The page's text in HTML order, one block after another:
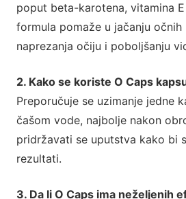
poput beta-karotena, vitamina
formula pomaže u jačanju očnih
naprezanja očiju i poboljšanju
2. Kako se koriste O Caps
Preporučuje se uzimanje jedne
čašom vode, najbolje nakon
pridržavati se uputstva kako bi
rezultati.
3. Da li O Caps ima neželjenih